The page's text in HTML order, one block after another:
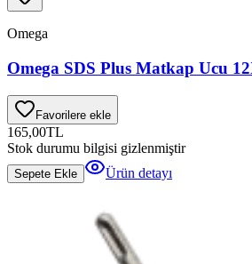
Omega
Omega SDS Plus Matkap Ucu
Favorilere ekle
165,00TL
Stok durumu bilgisi gizlenmiştir
Sepete Ekle Ürün detayı